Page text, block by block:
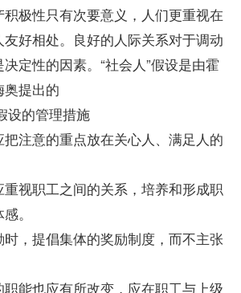
极性只有次要意义，人们更重视在
好相处。良好的人际关系对于调动
定性的因素。“社会人”假设是由霍
提出的
的管理措施
意的重点放在关心人、满足人的
职工之间的关系，培养和形成职
。
提倡集体的奖励制度，而不主张
也应有所改变，应在职工与上级